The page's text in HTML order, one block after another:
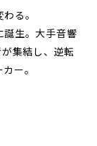
る。
誕生。大手音響
集結し、逆転
ー。